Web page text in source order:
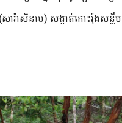
ារ៉ាសិនបេ) សង្កាត់កោះរ៉ុងសន្លឹម